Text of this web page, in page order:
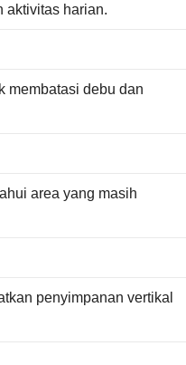
aktivitas harian.
membatasi debu dan
area yang masih
penyimpanan vertikal